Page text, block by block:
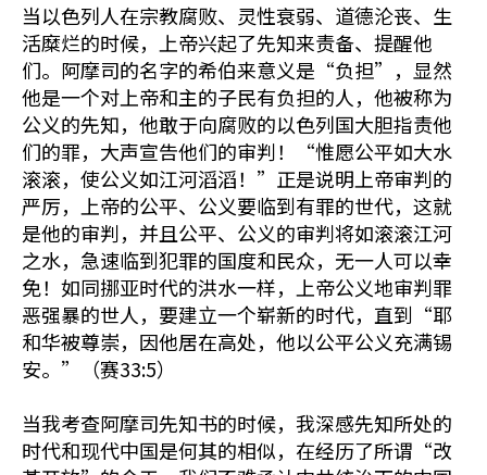
当以色列人在宗教腐败、灵性衰弱、道德沦丧、生
活糜烂的时候，上帝兴起了先知来责备、提醒他
们。阿摩司的名字的希伯来意义是“负担”，显然
他是一个对上帝和主的子民有负担的人，他被称为
公义的先知，他敢于向腐败的以色列国大胆指责他
们的罪，大声宣告他们的审判！“惟愿公平如大水
滚滚，使公义如江河滔滔！”正是说明上帝审判的
严厉，上帝的公平、公义要临到有罪的世代，这就
是他的审判，并且公平、公义的审判将如滚滚江河
之水，急速临到犯罪的国度和民众，无一人可以幸
免！如同挪亚时代的洪水一样，上帝公义地审判罪
恶强暴的世人，要建立一个崭新的时代，直到“耶
和华被尊崇，因他居在高处，他以公平公义充满锡
安。”（赛33:5）
当我考查阿摩司先知书的时候，我深感先知所处的
时代和现代中国是何其的相似，在经历了所谓“改